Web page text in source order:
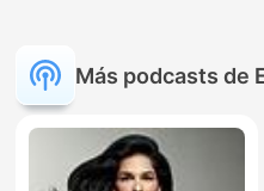
Más podcasts de